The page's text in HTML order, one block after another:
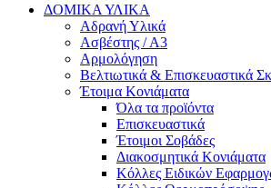
ΔΟΜΙΚΑ ΥΛΙΚΑ
Αδρανή Υλικά
Ασβέστης / Α3
Αρμολόγηση
Βελτιωτικά & Επισκευαστικά
Έτοιμα Κονιάματα
Όλα τα προϊόντα
Επισκευαστικά
Έτοιμοι Σοβάδες
Διακοσμητικά Κονιάματα
Κόλλες Ειδικών